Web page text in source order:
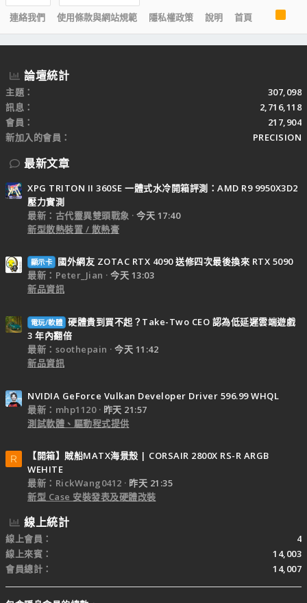
連絡我們
使用條款與網站規範 隱私權政策 說明 首頁
S
論壇統計
主題
307,098
訊息
2,716,118
會員
217,904
新加入的會員
PRECISION
最新文章
XPG TRITON II 360SE 一體式水冷開箱評測：AMD R9 9950X3D2
壓力實測
最新：古代靈異雙頭戰象
今天 17:40
新型散熱裝置 / 散熱膏
顯示卡
國外網友 ZOTAC RTX 4090 送修四次最後換來 RTX 5090
最新：Peter_Jian
今天 13:03
新品資訊
電玩/軟體 硬體貴到買不起？Take-Two CEO 認為低延遲雲端遊戲
3 年內翻倍
最新：soothepain
今天 11:42
新品資訊
NVIDIA GeForce Vulkan Developer Driver 596.99 WHQL
最新：mhp1120
昨天 21:57
測試軟體、驅動程式提供
R
【開箱】賊船MATX海景殼 | CORSAIR 2800X RS-R ARGB
WEHITE
最新：RickWang0412
昨天 21:35
新型 Case 安裝發表及硬體改裝
線上統計
線上會員
4
線上來賓
14,003
會員總計
14,007